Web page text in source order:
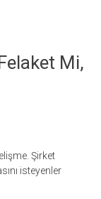
Mi,
Şirket
isteyenler